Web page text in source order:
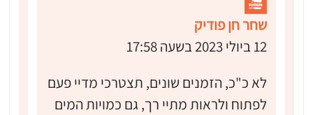
שחר חן פודיק
12 ביולי 2023 בשעה 17:58
לא כ"כ, הזמנים שונים, תצטרכי מדיי פעם
לפתוח ולראות מתיי רך, גם כמויות המים